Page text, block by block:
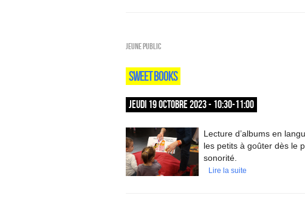
Jeune public
SWEET BOOKS
JEUDI 19 OCTOBRE 2023 - 10:30-11:00
Lecture d’albums en
les petits à goûter dès le
sonorité.
Lire la suite